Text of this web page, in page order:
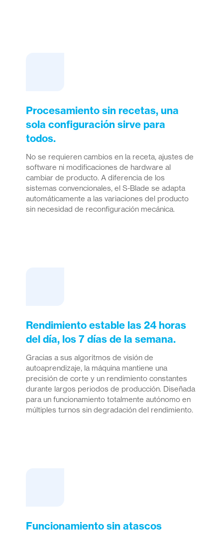
Procesamiento sin recetas, una
sola configuración sirve para
todos.
No se requieren cambios en la receta, ajustes de
software ni modificaciones de hardware al
cambiar de producto. A diferencia de los
sistemas convencionales, el S-Blade se adapta
automáticamente a las variaciones del producto
sin necesidad de reconfiguración mecánica.
Rendimiento estable las 24 horas
del día, los 7 días de la semana.
Gracias a sus algoritmos de visión de
autoaprendizaje, la máquina mantiene una
precisión de corte y un rendimiento constantes
durante largos periodos de producción. Diseñada
para un funcionamiento totalmente autónomo en
múltiples turnos sin degradación del rendimiento.
Funcionamiento sin atascos